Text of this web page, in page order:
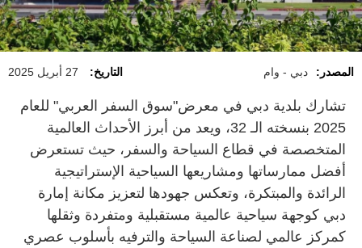
المصدر: دبي - وام التاريخ: 27 أبريل 2025
تشارك بلدية دبي في معرض"سوق السفر العربي" للعام
2025 بنسخته الـ 32، ويعد من أبرز الأحداث العالمية
المتخصصة في قطاع السياحة والسفر، حيث تستعرض
أفضل ممارساتها ومشاريعها السياحية الإستراتيجية
الرائدة والمبتكرة، وتعكس جهودها لتعزيز مكانة إمارة
دبي كوجهة سياحية عالمية مستقبلية ومتفردة وثقلها
كمركز عالمي لصناعة السياحة والترفيه بأسلوب عصري